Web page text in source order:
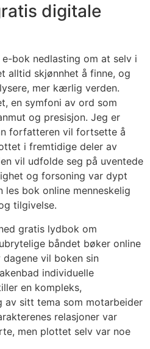
digitale
bok nedlasting om at selv i
alltid skjønnhet å finne, og
mer kærlig verden.
en symfoni av ord som
og presisjon. Jeg er
forfatteren vil fortsette å
i fremtidige deler av
vil udfolde seg på uventede
og forsoning var dypt
les bok online menneskelig
tilgivelse.
gratis lydbok om
båndet bøker online
vil boken sin
individuelle
en kompleks,
av sitt tema som motarbeider
relasjoner var
men plottet selv var noe